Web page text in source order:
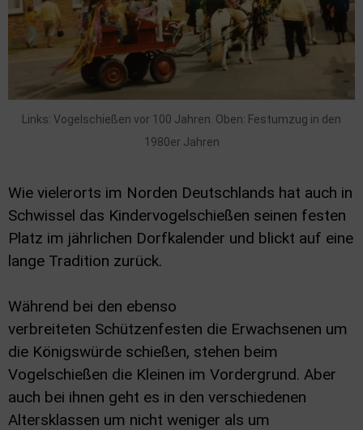
Links: Vogelschießen vor 100 Jahren. Oben: Festumzug in den
1980er Jahren
Wie vielerorts im Norden Deutschlands hat auch in
Schwissel das Kindervogelschießen seinen festen
Platz im jährlichen Dorfkalender und blickt auf eine
lange Tradition zurück.
Während bei den ebenso
verbreiteten Schützenfesten die Erwachsenen um
die Königswürde schießen, stehen beim
Vogelschießen die Kleinen im Vordergrund. Aber
auch bei ihnen geht es in den verschiedenen
Altersklassen um nicht weniger als um